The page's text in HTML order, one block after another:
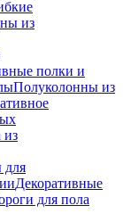
из
полки и
Полуколонны из
из
для
Декоративные
для пола